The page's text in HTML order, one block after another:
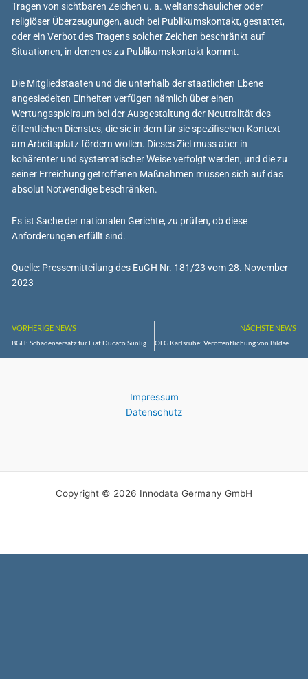
Tragen von sichtbaren Zeichen u. a. weltanschaulicher oder
religiöser Überzeugungen, auch bei Publikumskontakt, gestattet,
oder ein Verbot des Tragens solcher Zeichen beschränkt auf
Situationen, in denen es zu Publikumskontakt kommt.
Die Mitgliedstaaten und die unterhalb der staatlichen Ebene
angesiedelten Einheiten verfügen nämlich über einen
Wertungsspielraum bei der Ausgestaltung der Neutralität des
öffentlichen Dienstes, die sie in dem für sie spezifischen Kontext
am Arbeitsplatz fördern wollen. Dieses Ziel muss aber in
kohärenter und systematischer Weise verfolgt werden, und die zu
seiner Erreichung getroffenen Maßnahmen müssen sich auf das
absolut Notwendige beschränken.
Es ist Sache der nationalen Gerichte, zu prüfen, ob diese
Anforderungen erfüllt sind.
Quelle: Pressemitteilung des EuGH Nr. 181/23 vom 28. November
2023
VORHERIGE NEWS NÄCHSTE NEWS
OLG Karlsruhe: Veröffentlichung von Bildsequenzen aus der Sendung „Pocher – gefährlich ehrlich“ untersagt
Impressum
Datenschutz
Copyright © 2026 Innodata Germany GmbH